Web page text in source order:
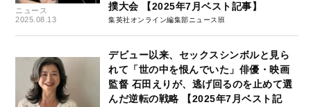
ニュース
2025.08.13
撲大会 【2025年7月ベスト記事】
集英社オンライン編集部ニュース班
デビュー以来、セックスシンボルと見ら
れて「世の中を恨んでいた」俳優・映画
監督 石田えりが、逃げ回るのを止めて選
んだ逆転の戦略 【2025年7月ベスト記